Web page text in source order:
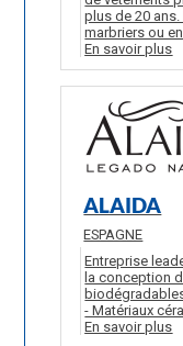
plus de 20
marbriers ou
En savoir plus
ALAIDA
ESPAGNE
Entreprise
la conception
- Matériaux
En savoir plus